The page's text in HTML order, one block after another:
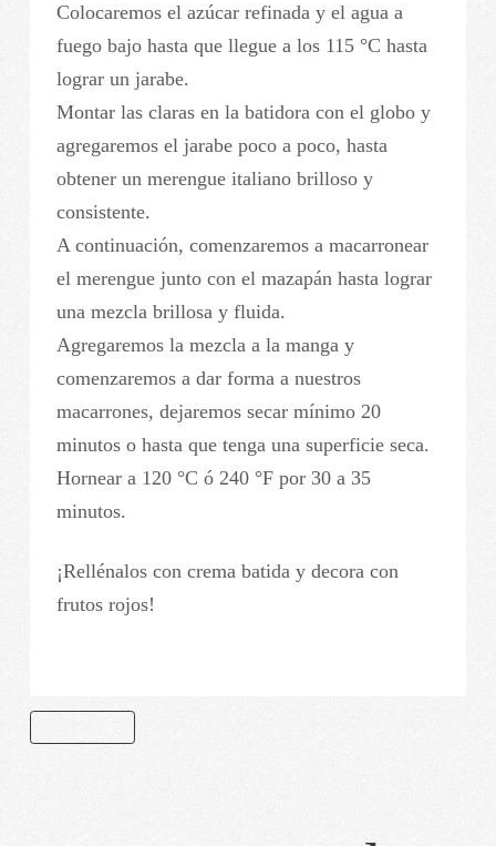
Colocaremos el azúcar refinada y el agua a
fuego bajo hasta que llegue a los 115 °C hasta
lograr un jarabe.
Montar las claras en la batidora con el globo y
agregaremos el jarabe poco a poco, hasta
obtener un merengue italiano brilloso y
consistente.
A continuación, comenzaremos a macarronear
el merengue junto con el mazapán hasta lograr
una mezcla brillosa y fluida.
Agregaremos la mezcla a la manga y
comenzaremos a dar forma a nuestros
macarrones, dejaremos secar mínimo 20
minutos o hasta que tenga una superficie seca.
Hornear a 120 °C ó 240 °F por 30 a 35
minutos.
¡Rellénalos con crema batida y decora con
frutos rojos!